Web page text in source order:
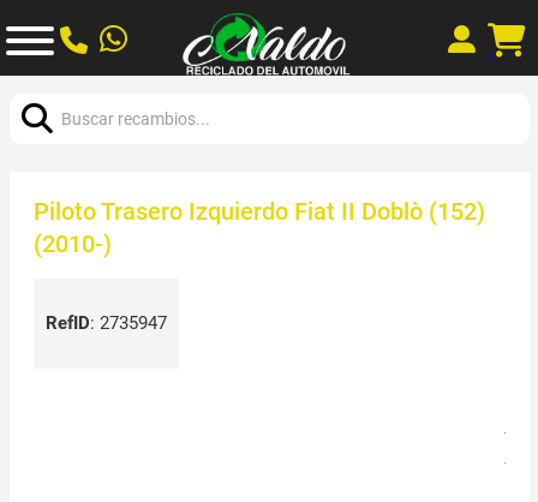
Piloto Trasero Izquierdo Fiat II Doblò (152)
(2010-)
RefID: 2735947